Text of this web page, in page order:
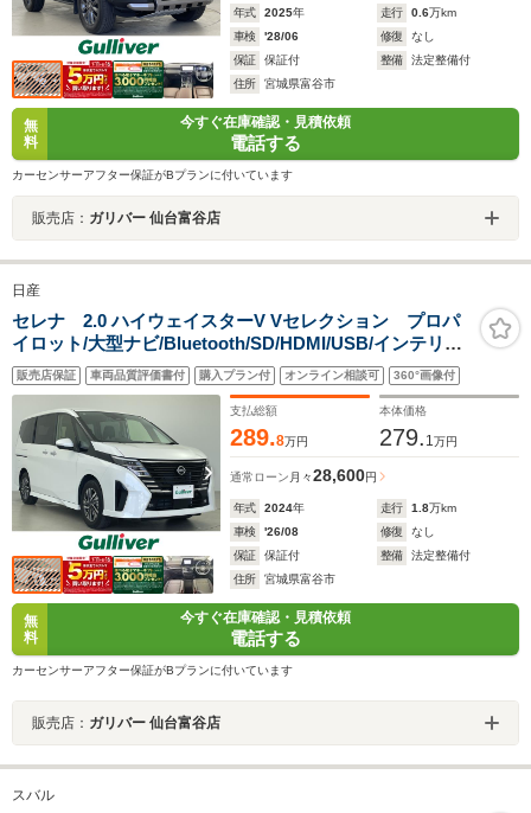
年式 2025年 走行 0.6万km
車検
'28/06 修復
なし
保証
保証付 整備
法定整備付
住所
宮城県富谷市
無
料
今すぐ在庫確認・見積依頼
電話する
カーセンサーアフター保証がBプランに付いています
販売店： ガリバー 仙台富谷店
日産
セレナ 2.0 ハイウェイスターV Vセレクション プロパ
イロット/大型ナビ/Bluetooth/SD/HDMI/USB/インテリジ
ェントアラウンドビューモニター/エマージェンシーブレ
ーキ/デジタルインナーミラー/両側ハンズフリーオートス
ライドドア/ドライブレコーダー/禁煙車
販売店保証 車両品質評価書付 購入プラン付 オンライン相談可 360°画像付
支払総額
289.8万円
本体価格
279. 1万円
通常ローン 月々28,600円
年式 2024年 走行 1.8万km
車検
'26/08 修復
なし
保証
保証付 整備
法定整備付
住所
宮城県富谷市
無
料
今すぐ在庫確認・見積依頼
電話する
カーセンサーアフター保証がBプランに付いています
販売店： ガリバー 仙台富谷店
スバル